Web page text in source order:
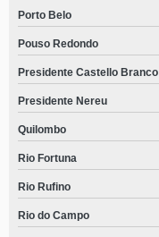
Porto Belo
Pouso Redondo
Presidente Castello Branco
Presidente Nereu
Quilombo
Rio Fortuna
Rio Rufino
Rio do Campo